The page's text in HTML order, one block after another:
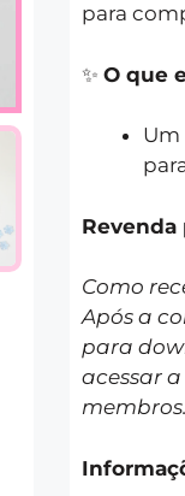
para
✨ O que
Um
Como
Após a
para
acessar
membros.